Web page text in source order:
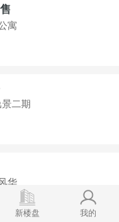
寓
二期
华
新楼盘 我的